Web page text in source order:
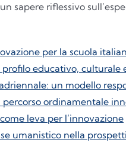
sapere riflessivo
per la scuola
educativo, culturale
un modello
ordinamentale
leva per l’innovazione
umanistico nella